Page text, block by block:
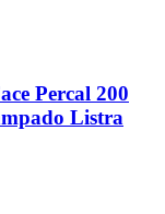
Percal 200
Listra